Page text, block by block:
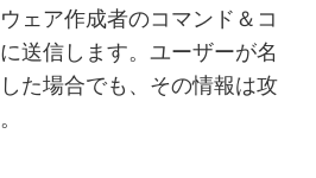
ェア作成者のコマンド＆コ
送信します。ユーザーが名
た場合でも、その情報は攻